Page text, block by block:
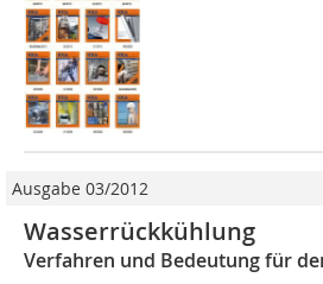
Ausgabe 03/2012
Wasserrückkühlung
Verfahren und Bedeutung für